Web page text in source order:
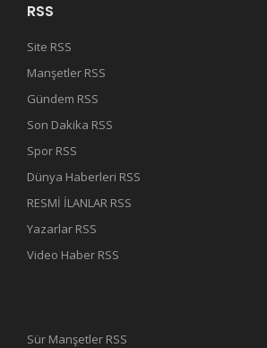
RSS
Site RSS
Manşetler RSS
Gündem RSS
Son Dakika RSS
Spor RSS
Dünya Haberleri RSS
RESMİ İLANLAR RSS
Yazarlar RSS
Video Haber RSS
Sür Manşetler RSS